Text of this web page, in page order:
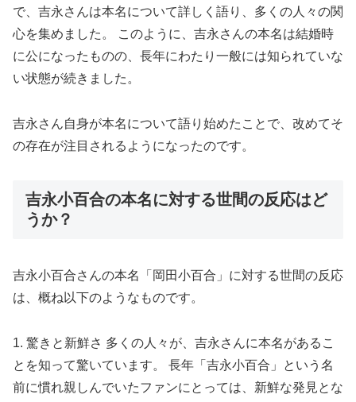
で、吉永さんは本名について詳しく語り、多くの人々の関
心を集めました。 このように、吉永さんの本名は結婚時
に公になったものの、長年にわたり一般には知られていな
い状態が続きました。
吉永さん自身が本名について語り始めたことで、改めてそ
の存在が注目されるようになったのです。
吉永小百合の本名に対する世間の反応はど
うか？
吉永小百合さんの本名「岡田小百合」に対する世間の反応
は、概ね以下のようなものです。
1. 驚きと新鮮さ 多くの人々が、吉永さんに本名があるこ
とを知って驚いています。 長年「吉永小百合」という名
前に慣れ親しんでいたファンにとっては、新鮮な発見とな